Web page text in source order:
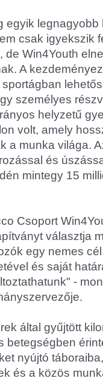
egyik legnagyobb
csak igyekszik
Win4Youth
A
személyes
helyzetű
volt, amely
a munka világa.
és
mintegy 15
Csoport
választja
egy nemes
és saját
-
által gyűjtött
betegségben
nyújtó
és a közös